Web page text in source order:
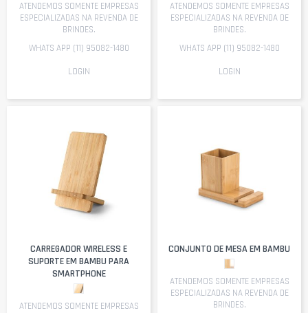
ATENDEMOS SOMENTE EMPRESAS
ESPECIALIZADAS NA REVENDA DE
BRINDES.
WHATS APP (11) 95082-1480
LOGIN
ATENDEMOS SOMENTE EMPRESAS
ESPECIALIZADAS NA REVENDA DE
BRINDES.
WHATS APP (11) 95082-1480
LOGIN
CARREGADOR WIRELESS E
SUPORTE EM BAMBU PARA
SMARTPHONE
ATENDEMOS SOMENTE EMPRESAS
CONJUNTO DE MESA EM BAMBU
ATENDEMOS SOMENTE EMPRESAS
ESPECIALIZADAS NA REVENDA DE
BRINDES.